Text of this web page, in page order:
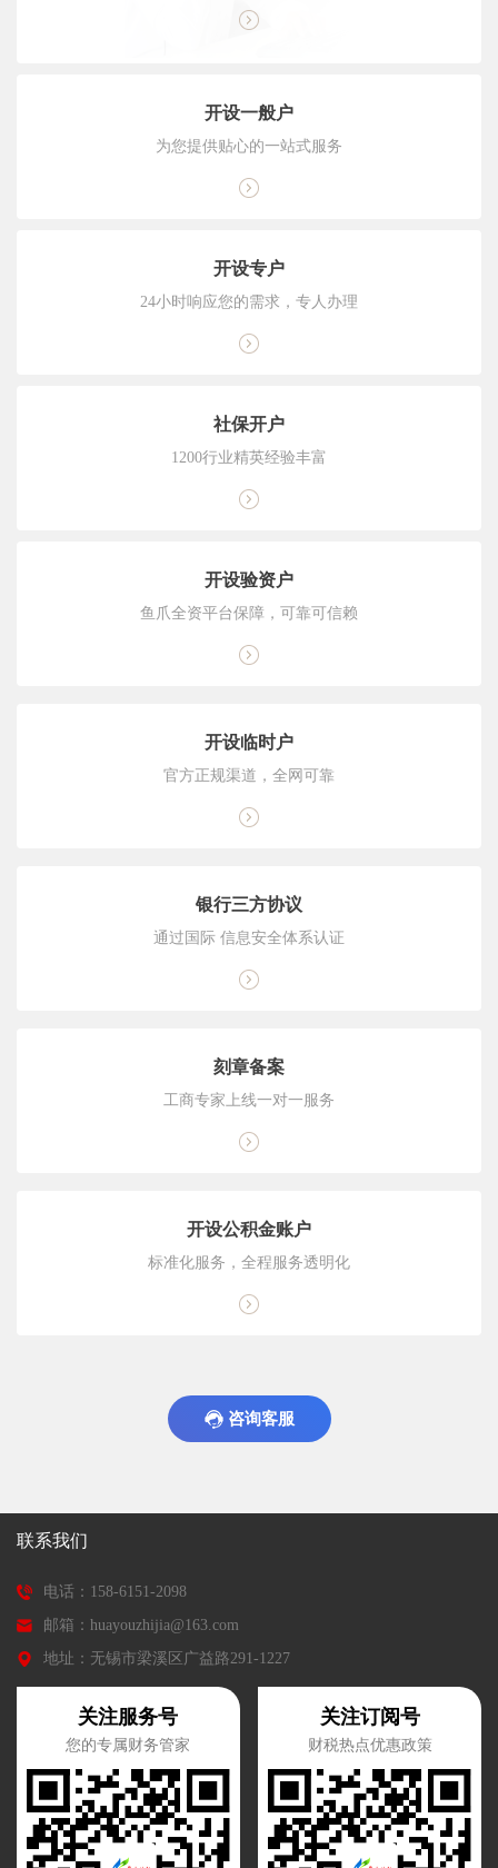
开设一般户
为您提供贴心的一站式服务
开设专户
24小时响应您的需求，专人办理
社保开户
1200行业精英经验丰富
开设验资户
鱼爪全资平台保障，可靠可信赖
开设临时户
官方正规渠道，全网可靠
银行三方协议
通过国际 信息安全体系认证
刻章备案
工商专家上线一对一服务
开设公积金账户
标准化服务，全程服务透明化
咨询客服
联系我们
电话：158-6151-2098
邮箱：huayouzhijia@163.com
地址：无锡市梁溪区广益路291-1227
关注服务号
您的专属财务管家
关注订阅号
财税热点优惠政策